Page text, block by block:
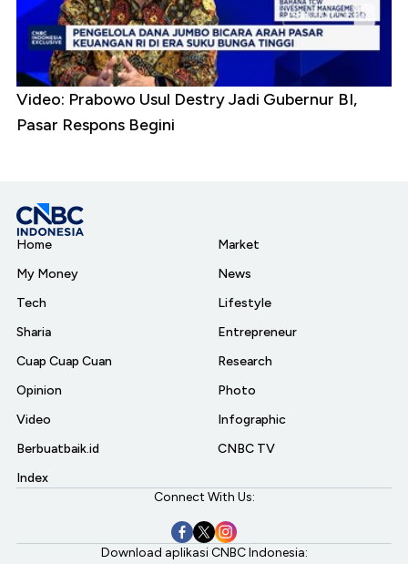
Video: Prabowo Usul Destry Jadi Gubernur BI,
Pasar Respons Begini
Home
My Money
Tech
Sharia
Cuap Cuap Cuan
Opinion
Video
Berbuatbaik.id
Index
Market
News
Lifestyle
Entrepreneur
Research
Photo
Infographic
CNBC TV
Connect With Us:
Download aplikasi CNBC Indonesia: